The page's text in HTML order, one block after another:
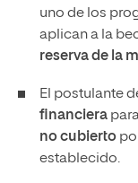
uno de los
aplican a la
reserva de la
El postulante
financiera
no cubierto
establecido.